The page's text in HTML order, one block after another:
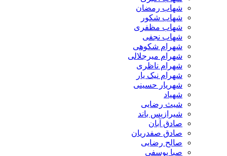
شهاب رمضان
شهاب شکور
شهاب مظفری
شهاب نجفی
شهرام شکوهی
شهرام میرجلالی
شهرام ناظری
شهرام نیک یار
شهریار حسینی
شهیاد
شیث رضایی
شیرازیس باند
صادق آبان
صادق صفدریان
صالح رضایی
صبا یوسفی